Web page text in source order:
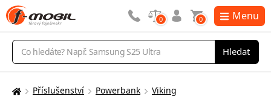
Vyhledávání
Hledat
0 0 Menu
Zde
Příslušenství Powerbank Viking